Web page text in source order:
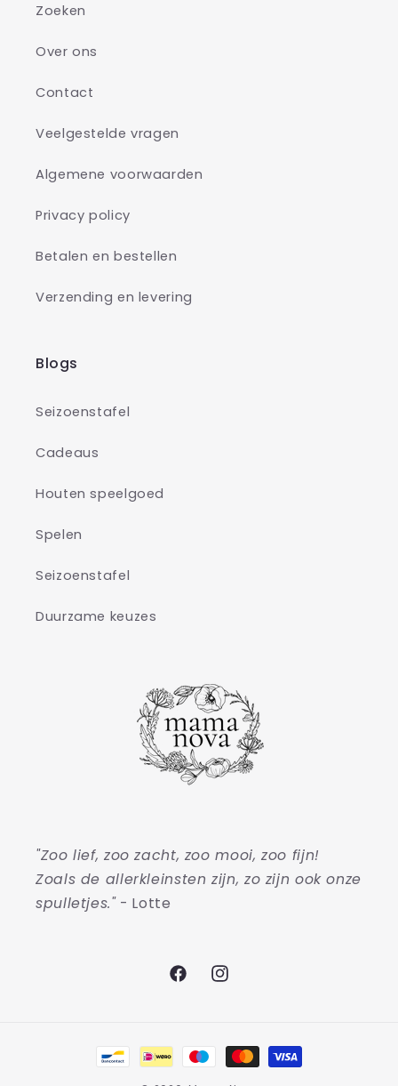
Zoeken
Over ons
Contact
Veelgestelde vragen
Algemene voorwaarden
Privacy policy
Betalen en bestellen
Verzending en levering
Blogs
Seizoenstafel
Cadeaus
Houten speelgoed
Spelen
Seizoenstafel
Duurzame keuzes
"Zoo lief, zoo zacht, zoo mooi, zoo fijn!
Zoals de allerkleinsten zijn, zo zijn ook onze
spulletjes."- Lotte
FacebookInstagram
Betaalmethoden